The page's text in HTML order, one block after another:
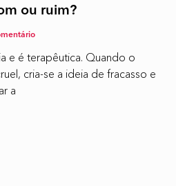
ou ruim?
e é terapêutica. Quando o
cria-se a ideia de fracasso e
a